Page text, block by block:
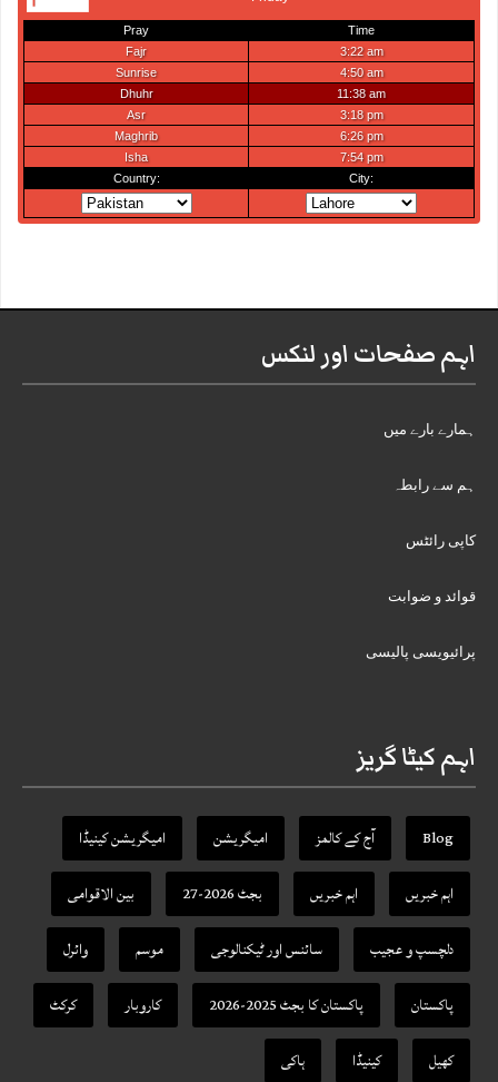
اہم صفحات اور لنکس
ہمارے بارے میں
ہم سے رابطہ
کاپی رائٹس
قوائد و ضوابت
پرائیویسی پالیسی
اہم کیٹا گریز
Blog آج کے کالمز امیگریشن
امیگریشن کینیڈا
اہم خبریں
اہم خبریں بجٹ 2026-27
بین الاقوامی
دلچسپ و عجیب
سائنس اور ٹیکنالوجی موسم
وائرل
پاکستان
پاکستان کا بجٹ 2025-2026 کاروبار
کرکٹ
کھیل
کینیڈا ہاکی